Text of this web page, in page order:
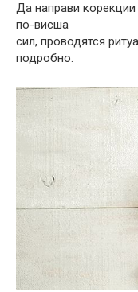
Да направи
по-висша
сил, проводятся
подробно.